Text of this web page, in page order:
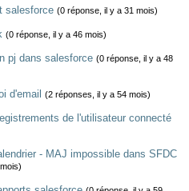
salesforce (0 réponse, il y a 31 mois)
(0 réponse, il y a 46 mois)
pj dans salesforce (0 réponse, il y a 48
d'email (2 réponses, il y a 54 mois)
de l'utilisateur connecté
- MAJ impossible dans SFDC